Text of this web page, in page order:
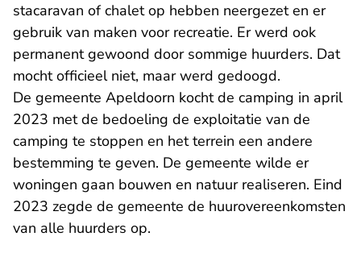
stacaravan of chalet op hebben neergezet en er
gebruik van maken voor recreatie. Er werd ook
permanent gewoond door sommige huurders. Dat
mocht officieel niet, maar werd gedoogd.
De gemeente Apeldoorn kocht de camping in april
2023 met de bedoeling de exploitatie van de
camping te stoppen en het terrein een andere
bestemming te geven. De gemeente wilde er
woningen gaan bouwen en natuur realiseren. Eind
2023 zegde de gemeente de huurovereenkomsten
van alle huurders op.